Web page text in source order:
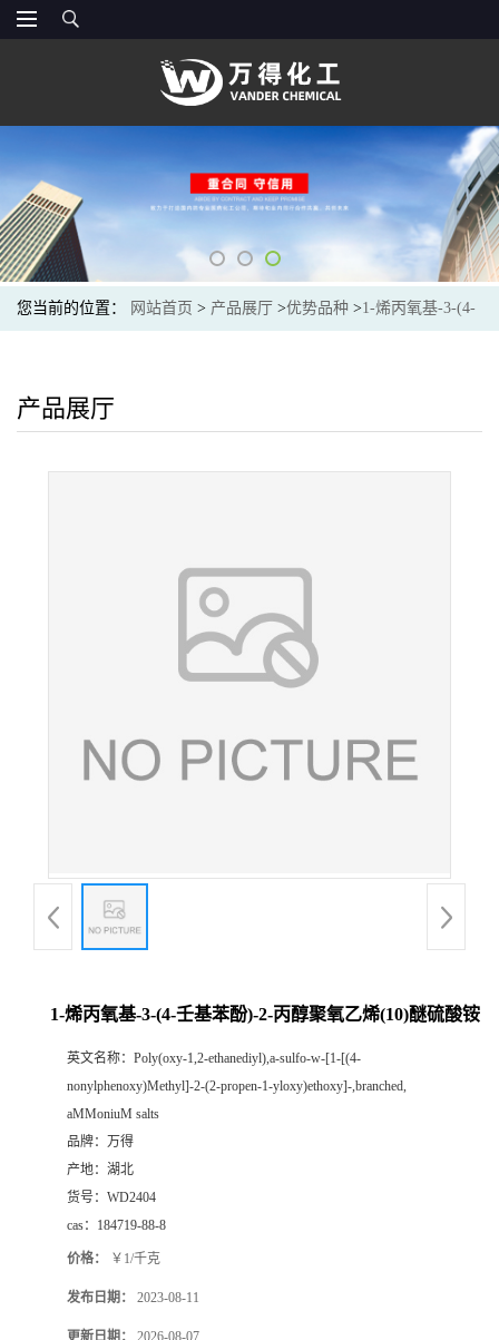
您当前的位置： 网站首页 > 产品展厅 >优势品种 >1-烯丙氧基-3-(4-
产品展厅
1-烯丙氧基-3-(4-壬基苯酚)-2-丙醇聚氧乙烯(10)醚硫酸铵
英文名称： Poly(oxy-1,2-ethanediyl),a-sulfo-w-[1-[(4-
nonylphenoxy)Methyl]-2-(2-propen-1-yloxy)ethoxy]-,branched,
aMMoniuM salts
品牌： 万得
产地： 湖北
货号： WD2404
cas： 184719-88-8
价格： ￥1/千克
发布日期： 2023-08-11
更新日期： 2026-08-07